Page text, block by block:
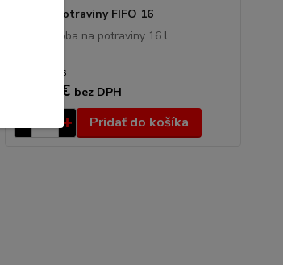
Box na potraviny FIFO 16
FIFO nádoba na potraviny 16 l
ks
22,30 € bez DPH
Pridať do košíka